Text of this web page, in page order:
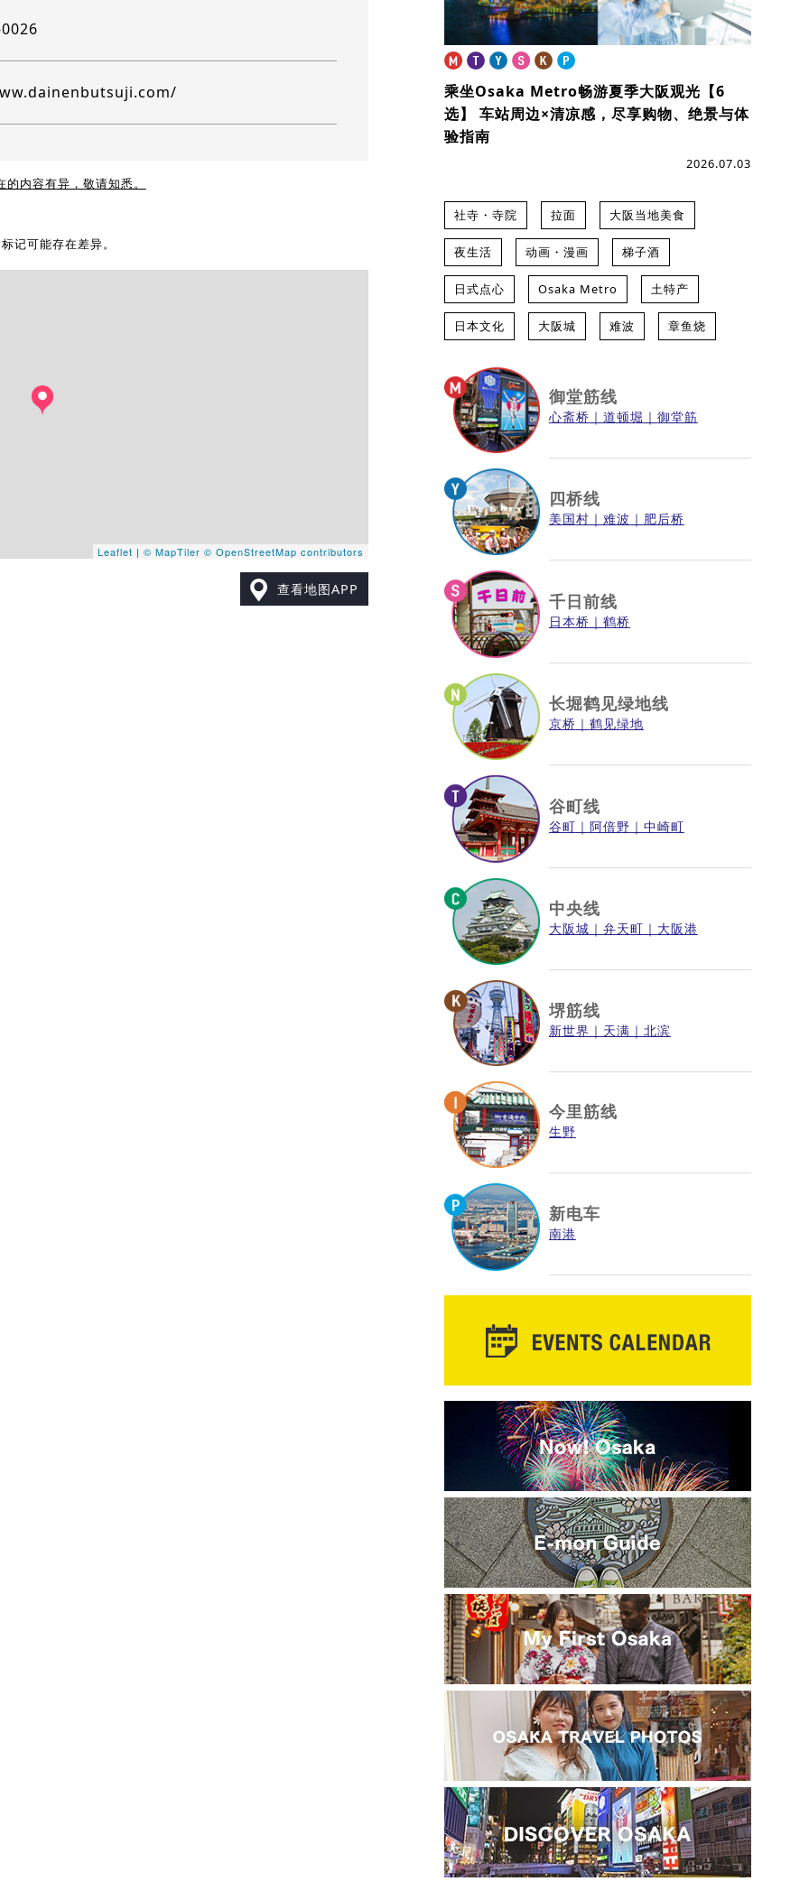
内容有异，敬请知悉。
记可能存在差异。
Leaflet |© MapTiler © OpenStreetMap contributors
查看地图APP
乘坐Osaka Metro畅游夏季大阪观光【6
选】
车站周边×清凉感，尽享购物、绝景与体
验指南
2026.07.03
社寺・寺院 拉面 大阪当地美食
夜生活 动画・漫画 梯子酒
日式点心 Osaka Metro 土特产
日本文化 大阪城 难波 章鱼烧
御堂筋线
心斋桥 道顿堀 御堂筋
四桥线
美国村 难波 肥后桥
千日前线
日本桥 鹤桥
长堀鹤见绿地线
京桥 鹤见绿地
谷町线
谷町 阿倍野 中崎町
中央线
大阪城 弁天町 大阪港
堺筋线
新世界 天满 北滨
今里筋线
生野
新电车
南港